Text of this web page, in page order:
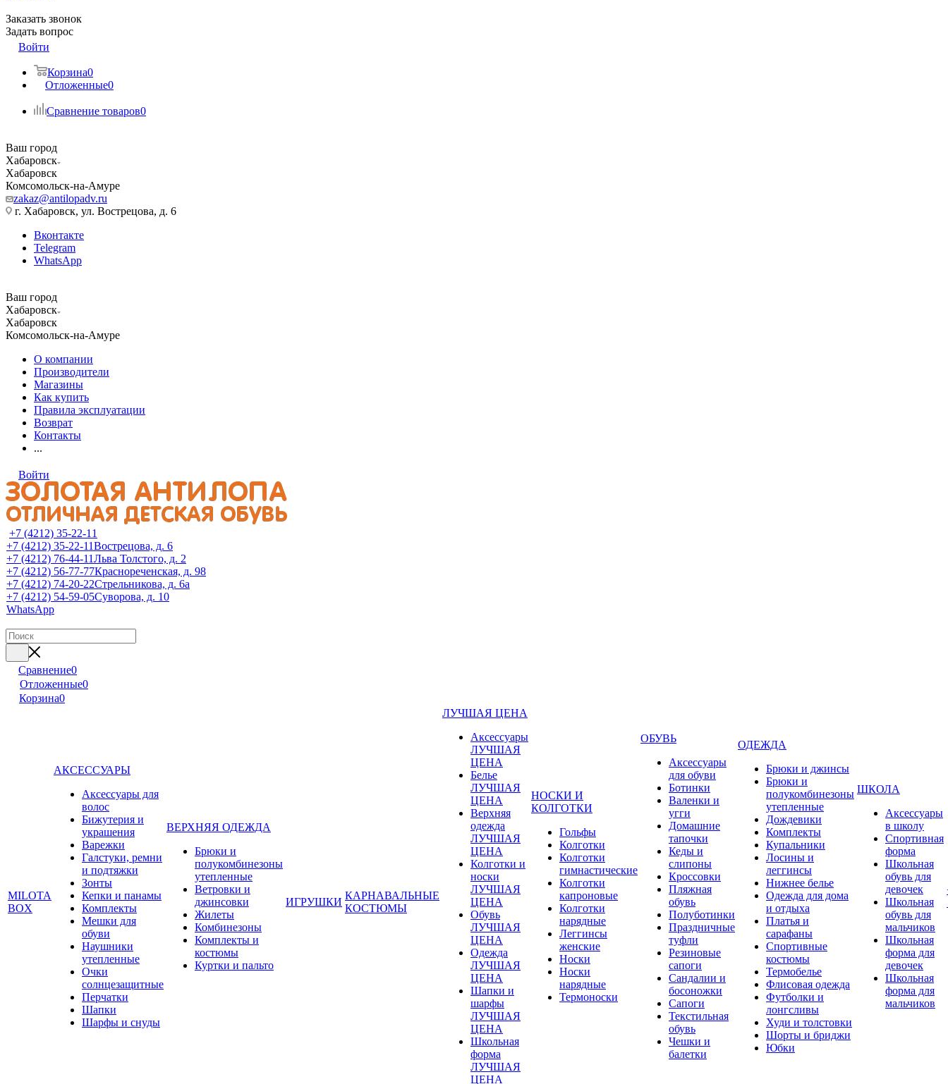
Заказать звонок
Задать вопрос
Войти
Корзина0
Отложенные0
Сравнение товаров0
Ваш город
Хабаровск
Хабаровск
Комсомольск-на-Амуре
zakaz@antilopadv.ru
г. Хабаровск, ул. Вострецова, д. 6
Вконтакте
Telegram
WhatsApp
Ваш город
Хабаровск
Хабаровск
Комсомольск-на-Амуре
О компании
Производители
Магазины
Как купить
Правила эксплуатации
Возврат
Контакты
...
Войти
+7 (4212) 35-22-11
+7 (4212) 35-22-11Вострецова, д. 6
+7 (4212) 76-44-11Льва Толстого, д. 2
+7 (4212) 56-77-77Краснореченская, д. 98
+7 (4212) 74-20-22Стрельникова, д. 6а
+7 (4212) 54-59-05Суворова, д. 10
WhatsApp
Сравнение0
Отложенные0
Корзина0
MILOTA
BOX
АКСЕССУАРЫ
Аксессуары для
волос
Бижутерия и
украшения
Варежки
Галстуки, ремни
и подтяжки
Зонты
Кепки и панамы
Комплекты
Мешки для
обуви
Наушники
утепленные
Очки
солнцезащитные
Перчатки
Шапки
Шарфы и снуды
ВЕРХНЯЯ ОДЕЖДА
Брюки и
полукомбинезоны
утепленные
Ветровки и
джинсовки
Жилеты
Комбинезоны
Комплекты и
костюмы
Куртки и пальто
ИГРУШКИ
КАРНАВАЛЬНЫЕ
КОСТЮМЫ
ЛУЧШАЯ ЦЕНА
Аксессуары
ЛУЧШАЯ
ЦЕНА
Белье
ЛУЧШАЯ
ЦЕНА
Верхняя
одежда
ЛУЧШАЯ
ЦЕНА
Колготки и
носки
ЛУЧШАЯ
ЦЕНА
Обувь
ЛУЧШАЯ
ЦЕНА
Одежда
ЛУЧШАЯ
ЦЕНА
Шапки и
шарфы
ЛУЧШАЯ
ЦЕНА
Школьная
форма
ЛУЧШАЯ
ЦЕНА
НОСКИ И
КОЛГОТКИ
Гольфы
Колготки
Колготки
гимнастические
Колготки
капроновые
Колготки
нарядные
Леггинсы
женские
Носки
Носки
нарядные
Термоноски
ОБУВЬ
Аксессуары
для обуви
Ботинки
Валенки и
угги
Домашние
тапочки
Кеды и
слипоны
Кроссовки
Пляжная
обувь
Полуботинки
Праздничные
туфли
Резиновые
сапоги
Сандалии и
босоножки
Сапоги
Текстильная
обувь
Чешки и
балетки
ОДЕЖДА
Брюки и джинсы
Брюки и
полукомбинезоны
утепленные
Дождевики
Комплекты
Купальники
Лосины и
леггинсы
Нижнее белье
Одежда для дома
и отдыха
Платья и
сарафаны
Спортивные
костюмы
Термобелье
Флисовая одежда
Футболки и
лонгсливы
Худи и толстовки
Шорты и бриджи
Юбки
ШКОЛА
Аксессуары
в школу
Спортивная
форма
Школьная
обувь для
девочек
Школьная
обувь для
мальчиков
Школьная
форма для
девочек
Школьная
форма для
мальчиков